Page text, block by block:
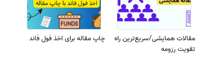
مقالات همایشی/سریع‌ترین راه
تقویت رزومه
چاپ مقاله برای اخذ فول فاند